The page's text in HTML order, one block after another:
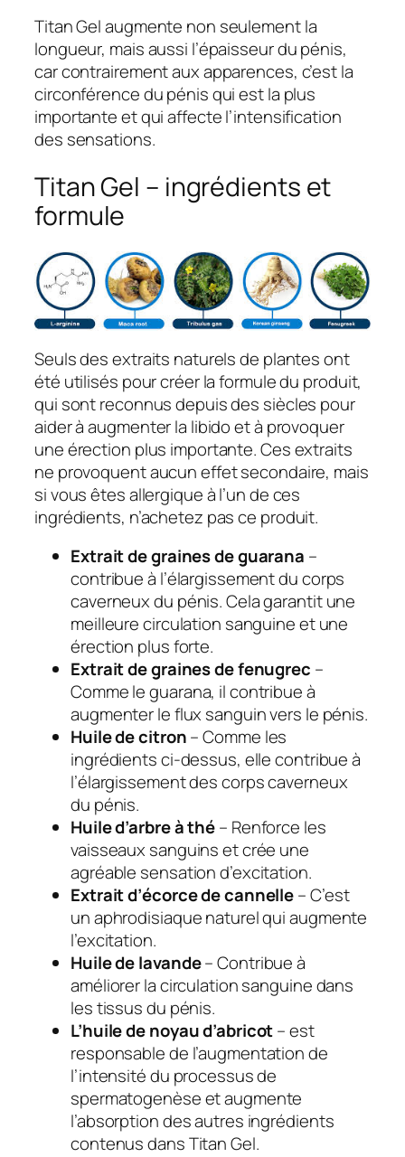
Titan Gel augmente non seulement la
longueur, mais aussi l’épaisseur du pénis,
car contrairement aux apparences, c’est la
circonférence du pénis qui est la plus
importante et qui affecte l’intensification
des sensations.
Titan Gel – ingrédients et
formule
Seuls des extraits naturels de plantes ont
été utilisés pour créer la formule du produit,
qui sont reconnus depuis des siècles pour
aider à augmenter la libido et à provoquer
une érection plus importante. Ces extraits
ne provoquent aucun effet secondaire, mais
si vous êtes allergique à l’un de ces
ingrédients, n’achetez pas ce produit.
Extrait de graines de guarana –
contribue à l’élargissement du corps
caverneux du pénis. Cela garantit une
meilleure circulation sanguine et une
érection plus forte.
Extrait de graines de fenugrec –
Comme le guarana, il contribue à
augmenter le flux sanguin vers le pénis.
Huile de citron– Comme les
ingrédients ci-dessus, elle contribue à
l’élargissement des corps caverneux
du pénis.
Huile d’arbre à thé– Renforce les
vaisseaux sanguins et crée une
agréable sensation d’excitation.
Extrait d’écorce de cannelle– C’est
un aphrodisiaque naturel qui augmente
l’excitation.
Huile de lavande– Contribue à
améliorer la circulation sanguine dans
les tissus du pénis.
L’huile de noyau d’abricot– est
responsable de l’augmentation de
l’intensité du processus de
spermatogenèse et augmente
l’absorption des autres ingrédients
contenus dans Titan Gel.